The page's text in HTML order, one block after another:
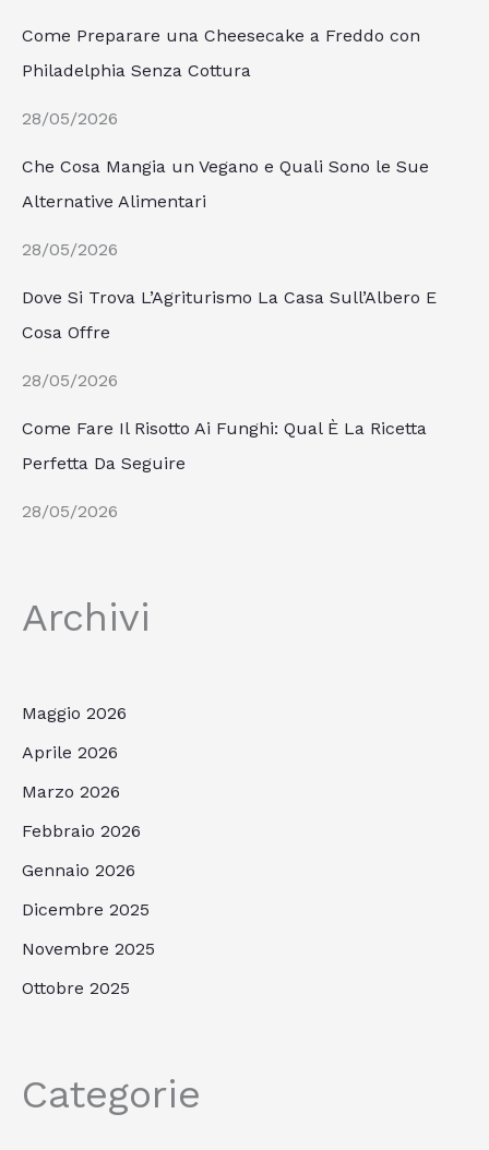
Come Preparare una Cheesecake a Freddo con
Philadelphia Senza Cottura
28/05/2026
Che Cosa Mangia un Vegano e Quali Sono le Sue
Alternative Alimentari
28/05/2026
Dove Si Trova L’Agriturismo La Casa Sull’Albero E
Cosa Offre
28/05/2026
Come Fare Il Risotto Ai Funghi: Qual È La Ricetta
Perfetta Da Seguire
28/05/2026
Archivi
Maggio 2026
Aprile 2026
Marzo 2026
Febbraio 2026
Gennaio 2026
Dicembre 2025
Novembre 2025
Ottobre 2025
Categorie